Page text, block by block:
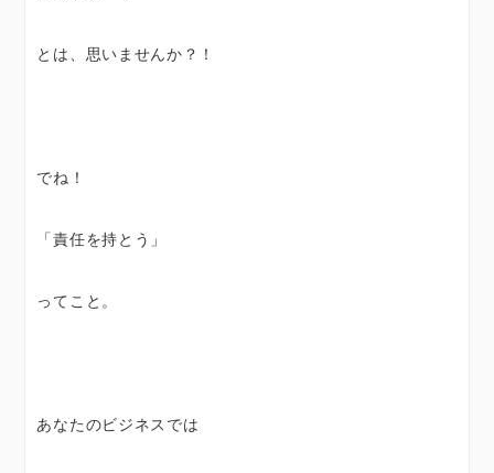
とは、思いませんか？！
でね！
「責任を持とう」
ってこと。
あなたのビジネスでは